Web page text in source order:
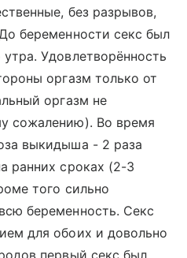
без разрывов,
беременности секс был
Удовлетворённость
оргазм только от
оргазм не
сожалению). Во время
выкидыша - 2 раза
ранних сроках (2-3
того сильно
беременность. Секс
для обоих и довольно
первый секс был